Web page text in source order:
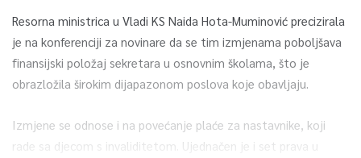
Resorna ministrica u Vladi KS Naida Hota-Muminović precizirala
je na konferenciji za novinare da se tim izmjenama poboljšava
finansijski položaj sekretara u osnovnim školama, što je
obrazložila širokim dijapazonom poslova koje obavljaju.
Izmjene se odnose i na povećanje plaće za nastavnike, koji
rade sa djecom s invaliditetom. Ujednačen je i set prava u